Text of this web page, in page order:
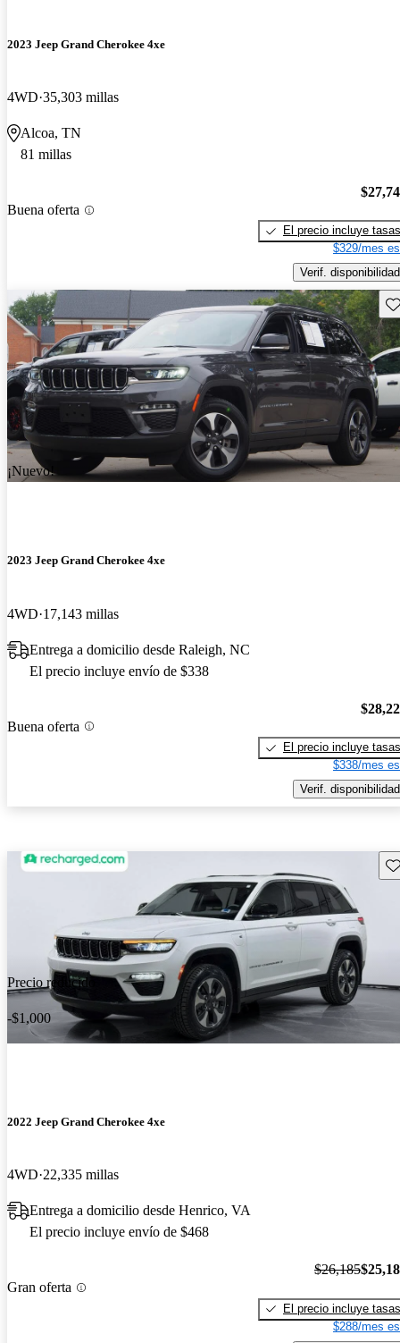
2023 Jeep Grand Cherokee 4xe
4WD 35,303 millas
Alcoa, TN
81 millas
Buena oferta
El precio incluye tasas
$329/mes
Verif. disponibilidad
¡Nuevo!
2023 Jeep Grand Cherokee 4xe
4WD 17,143 millas
Entrega a domicilio desde Raleigh, NC
El precio incluye envío de $338
Buena oferta
El precio incluye tasas
$338/mes
Verif. disponibilidad
Precio reducido
-$1,000
2022 Jeep Grand Cherokee 4xe
4WD 22,335 millas
Entrega a domicilio desde Henrico, VA
El precio incluye envío de $468
Gran oferta
$26,185
El precio incluye tasas
$288/mes